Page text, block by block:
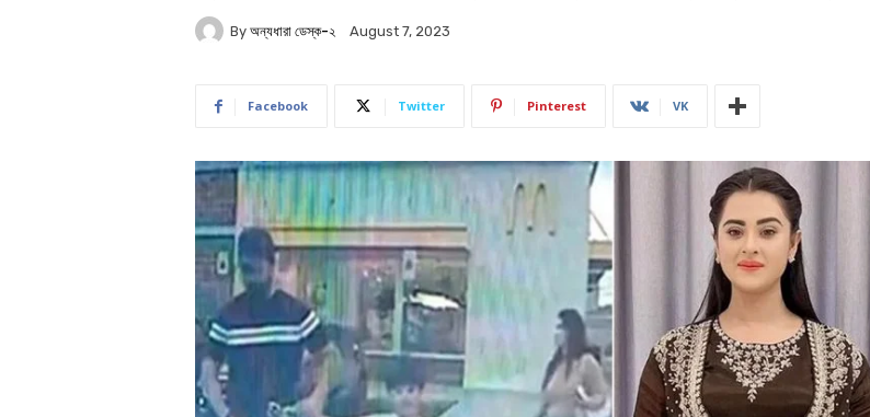
By অন্যধারা ডেস্ক-২ August 7, 2023
Facebook Twitter Pinterest VK